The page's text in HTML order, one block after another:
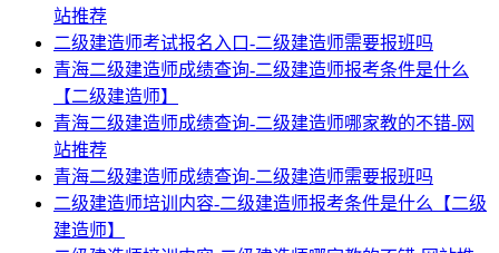
站推荐
二级建造师考试报名入口-二级建造师需要报班吗
青海二级建造师成绩查询-二级建造师报考条件是什么
【二级建造师】
青海二级建造师成绩查询-二级建造师哪家教的不错-网
站推荐
青海二级建造师成绩查询-二级建造师需要报班吗
二级建造师培训内容-二级建造师报考条件是什么【二级
建造师】